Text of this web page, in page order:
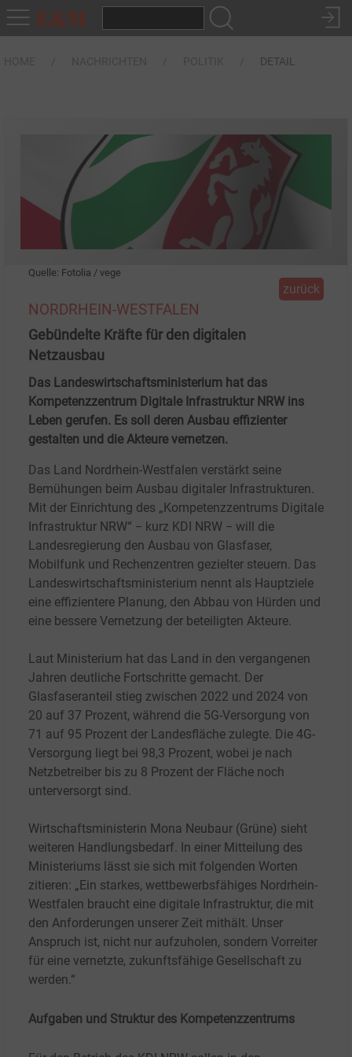
DETAIL
Quelle: Fotolia / vege
zurück
NORDRHEIN-WESTFALEN
Gebündelte Kräfte für den digitalen
Netzausbau
Das Landeswirtschaftsministerium hat das
Kompetenzzentrum Digitale Infrastruktur NRW ins
Leben gerufen. Es soll deren Ausbau effizienter
gestalten und die Akteure vernetzen.
Das Land Nordrhein-Westfalen verstärkt seine
Bemühungen beim Ausbau digitaler Infrastrukturen.
Mit der Einrichtung des „Kompetenzzentrums Digitale
Infrastruktur NRW“ − kurz KDI NRW − will die
Landesregierung den Ausbau von Glasfaser,
Mobilfunk und Rechenzentren gezielter steuern. Das
Landeswirtschaftsministerium nennt als Hauptziele
eine effizientere Planung, den Abbau von Hürden und
eine bessere Vernetzung der beteiligten Akteure.
Laut Ministerium hat das Land in den vergangenen
Jahren deutliche Fortschritte gemacht. Der
Glasfaseranteil stieg zwischen 2022 und 2024 von
20 auf 37 Prozent, während die 5G-Versorgung von
71 auf 95 Prozent der Landesfläche zulegte. Die 4G-
Versorgung liegt bei 98,3 Prozent, wobei je nach
Netzbetreiber bis zu 8 Prozent der Fläche noch
unterversorgt sind.
Wirtschaftsministerin Mona Neubaur (Grüne) sieht
weiteren Handlungsbedarf. In einer Mitteilung des
Ministeriums lässt sie sich mit folgenden Worten
zitieren: „Ein starkes, wettbewerbsfähiges Nordrhein-
Westfalen braucht eine digitale Infrastruktur, die mit
den Anforderungen unserer Zeit mithält. Unser
Anspruch ist, nicht nur aufzuholen, sondern Vorreiter
für eine vernetzte, zukunftsfähige Gesellschaft zu
werden.“
Aufgaben und Struktur des Kompetenzzentrums